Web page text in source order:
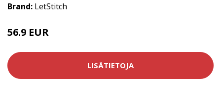
Brand: LetStitch
56.9 EUR
LISÄTIETOJA